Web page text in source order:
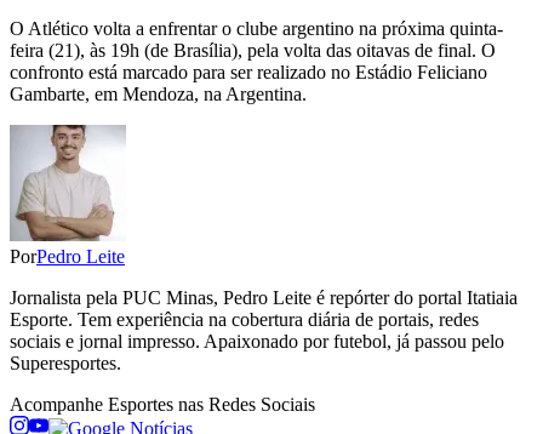
O Atlético volta a enfrentar o clube argentino na próxima quinta-
feira (21), às 19h (de Brasília), pela volta das oitavas de final. O
confronto está marcado para ser realizado no Estádio Feliciano
Gambarte, em Mendoza, na Argentina.
PorPedro Leite
Jornalista pela PUC Minas, Pedro Leite é repórter do portal Itatiaia
Esporte. Tem experiência na cobertura diária de portais, redes
sociais e jornal impresso. Apaixonado por futebol, já passou pelo
Superesportes.
Acompanhe Esportes nas Redes Sociais